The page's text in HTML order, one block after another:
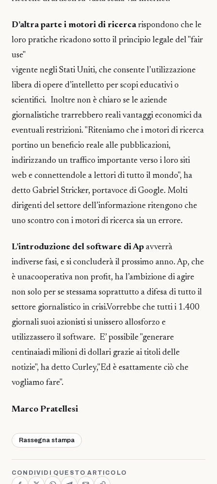
D’altra parte i motori di ricercarispondono che le
loro pratiche ricadono sotto il principio legale del "fair
use"
vigente negli Stati Uniti, che consente l’utilizzazione
libera di opere d’intelletto per scopi educativi o
scientifici. Inoltre non è chiaro se le aziende
giornalistiche trarrebbero reali vantaggi economici da
eventuali restrizioni. "Riteniamo che i motori di ricerca
portino un beneficio reale alle pubblicazioni,
indirizzando un traffico importante verso i loro siti
web e connettendole a lettori di tutto il mondo", ha
detto Gabriel Stricker, portavoce di Google. Molti
dirigenti del settore dell’informazione ritengono che
uno scontro con i motori di ricerca sia un errore.
L’introduzione del software di Ap avverrà
indiverse fasi, e si concluderà il prossimo anno. Ap, che
è unacooperativa non profit, ha l’ambizione di agire
non solo per se stessama soprattutto a difesa di tutto il
settore giornalistico in crisi.Vorrebbe che tutti i 1.400
giornali suoi azionisti si unissero allosforzo e
utilizzassero il software. E’ possibile "generare
centinaiadi milioni di dollari grazie ai titoli delle
notizie", ha detto Curley,"Ed è esattamente ciò che
vogliamo fare".
Marco Pratellesi
Rassegna stampa
CONDIVIDI QUESTO ARTICOLO